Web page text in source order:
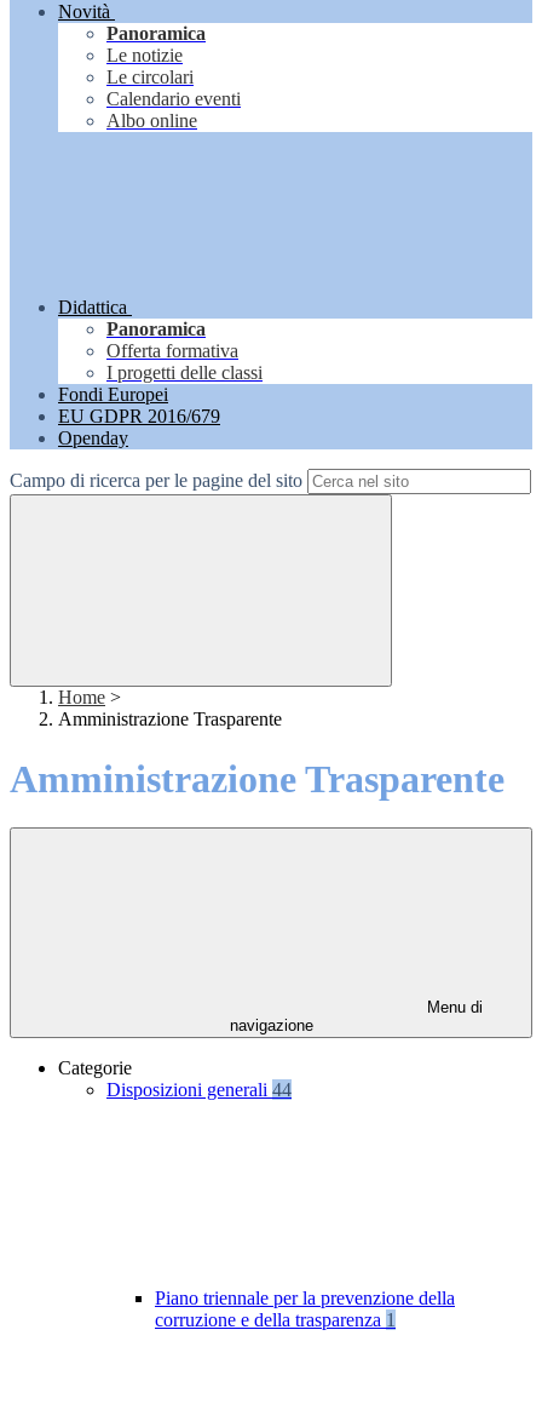
Novità
Panoramica
Le notizie
Le circolari
Calendario eventi
Albo online
Didattica
Panoramica
Offerta formativa
I progetti delle classi
Fondi Europei
EU GDPR 2016/679
Openday
Campo di ricerca per le pagine del sito
Home >
Amministrazione Trasparente
Amministrazione Trasparente
Menu di
navigazione
Categorie
Disposizioni generali 44
Piano triennale per la prevenzione della
corruzione e della trasparenza 1